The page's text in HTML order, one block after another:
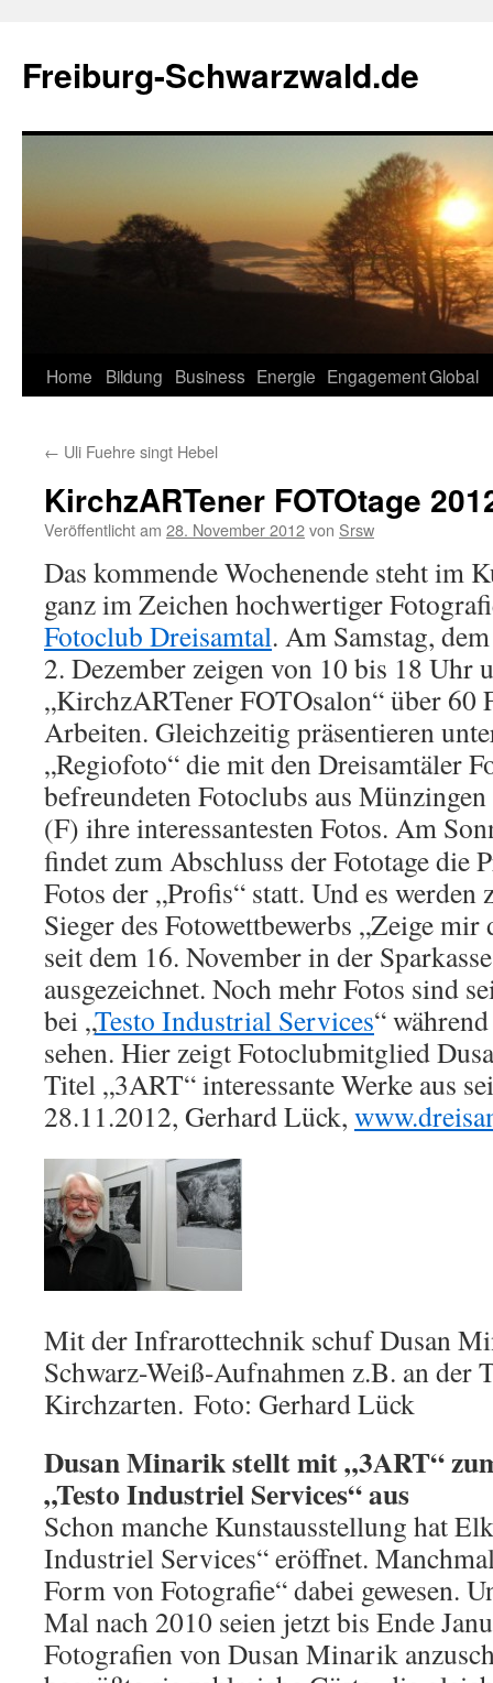
springen
Freiburg-Schwarzwald.de
Home Bildung Business Energie EngagementGlobal
← Uli Fuehre singt Hebel
KirchzARTener FOTOtage
Veröffentlicht am 28. November 2012von Srsw
Das kommende Wochenende steht im
ganz im Zeichen hochwertiger
Fotoclub Dreisamtal. Am Samstag,
2. Dezember zeigen von 10 bis 18 Uhr
„KirchzARTener FOTOsalon“ über 60
Arbeiten. Gleichzeitig präsentieren
„Regiofoto“ die mit den Dreisamtäler
befreundeten Fotoclubs aus
(F) ihre interessantesten Fotos. Am
findet zum Abschluss der Fototage die
Fotos der „Profis“ statt. Und es
Sieger des Fotowettbewerbs „Zeige
seit dem 16. November in der
ausgezeichnet. Noch mehr Fotos sind
bei „Testo Industrial Services“
sehen. Hier zeigt Fotoclubmitglied
Titel „3ART“ interessante Werke aus
28.11.2012, Gerhard Lück,
Mit der Infrarottechnik schuf Dusan
Schwarz-Weiß-Aufnahmen z.B. an der
Kirchzarten. Foto: Gerhard Lück
Dusan Minarik stellt mit „3ART“
„Testo Industriel Services“ aus
Schon manche Kunstausstellung hat
Industriel Services“ eröffnet.
Form von Fotografie“ dabei gewesen.
Mal nach 2010 seien jetzt bis Ende
Fotografien von Dusan Minarik